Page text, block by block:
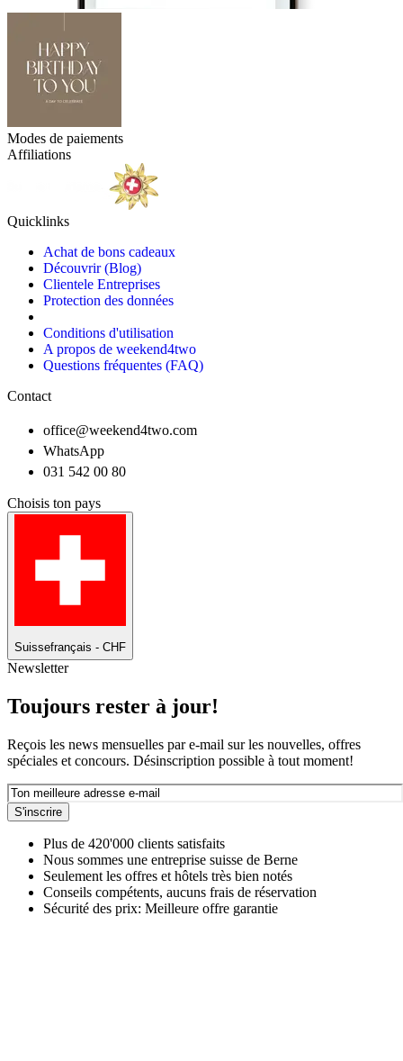
Modes de paiements
Affiliations
Quicklinks
Achat de bons cadeaux
Découvrir (Blog)
Clientele Entreprises
Protection des données
Conditions d'utilisation
A propos de weekend4two
Questions fréquentes (FAQ)
Contact
office@weekend4two.com
WhatsApp
031 542 00 80
Choisis ton pays
Suissefrançais - CHF
Newsletter
Toujours rester à jour!
Reçois les news mensuelles par e-mail sur les nouvelles, offres
spéciales et concours. Désinscription possible à tout moment!
S'inscrire
Plus de 420'000 clients satisfaits
Nous sommes une entreprise suisse de Berne
Seulement les offres et hôtels très bien notés
Conseils compétents, aucuns frais de réservation
Sécurité des prix: Meilleure offre garantie